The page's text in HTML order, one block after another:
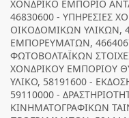
ΧΟΝΔΡΙΚΟ ΕΜΠΟΡΙΟ
46830600 - ΥΠΗΡΕΣΙΕΣ
ΟΙΚΟΔΟΜΙΚΩΝ ΥΛΙΚΩΝ,
ΕΜΠΟΡΕΥΜΑΤΩΝ,
ΦΩΤΟΒΟΛΤΑΪΚΩΝ
ΧΟΝΔΡΙΚΟΥ ΕΜΠΟΡΙΟΥ
ΥΛΙΚΟ, 58191600 -
59110000 -
ΚΙΝΗΜΑΤΟΓΡΑΦΙΚΩΝ